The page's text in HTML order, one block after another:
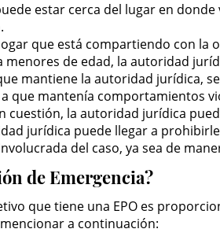
estar cerca del lugar en
que está compartiendo con la
de edad, la autoridad
mantiene la autoridad jurídica,
que mantenía comportamientos
cuestión, la autoridad jurídica
jurídica puede llegar a
del caso, ya sea de
de Emergencia?
que tiene una EPO es
a continuación: